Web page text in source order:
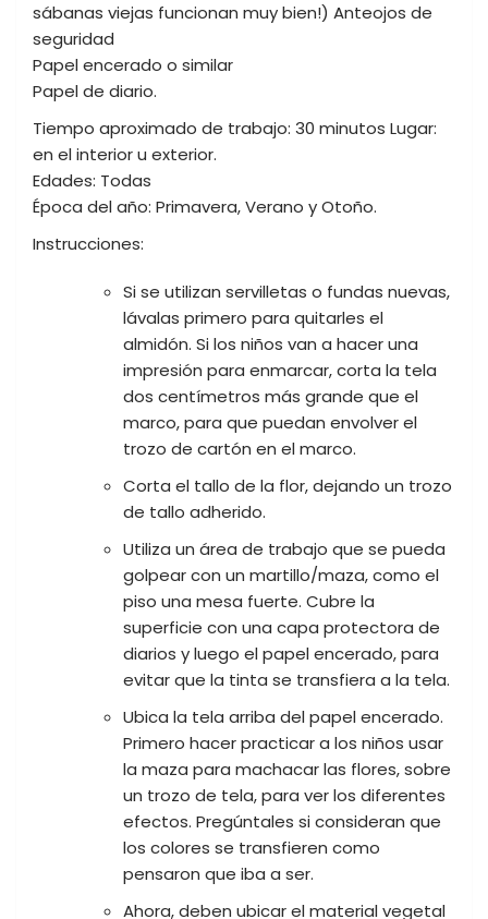
sábanas viejas funcionan muy bien!) Anteojos de
seguridad
Papel encerado o similar
Papel de diario.
Tiempo aproximado de trabajo: 30 minutos Lugar:
en el interior u exterior.
Edades: Todas
Época del año: Primavera, Verano y Otoño.
Instrucciones:
Si se utilizan servilletas o fundas nuevas,
lávalas primero para quitarles el
almidón. Si los niños van a hacer una
impresión para enmarcar, corta la tela
dos centímetros más grande que el
marco, para que puedan envolver el
trozo de cartón en el marco.
Corta el tallo de la flor, dejando un trozo
de tallo adherido.
Utiliza un área de trabajo que se pueda
golpear con un martillo/maza, como el
piso una mesa fuerte. Cubre la
superficie con una capa protectora de
diarios y luego el papel encerado, para
evitar que la tinta se transfiera a la tela.
Ubica la tela arriba del papel encerado.
Primero hacer practicar a los niños usar
la maza para machacar las flores, sobre
un trozo de tela, para ver los diferentes
efectos. Pregúntales si consideran que
los colores se transfieren como
pensaron que iba a ser.
Ahora, deben ubicar el material vegetal